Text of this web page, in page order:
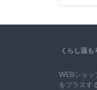
くらし温
WEBショッ
をプラスす